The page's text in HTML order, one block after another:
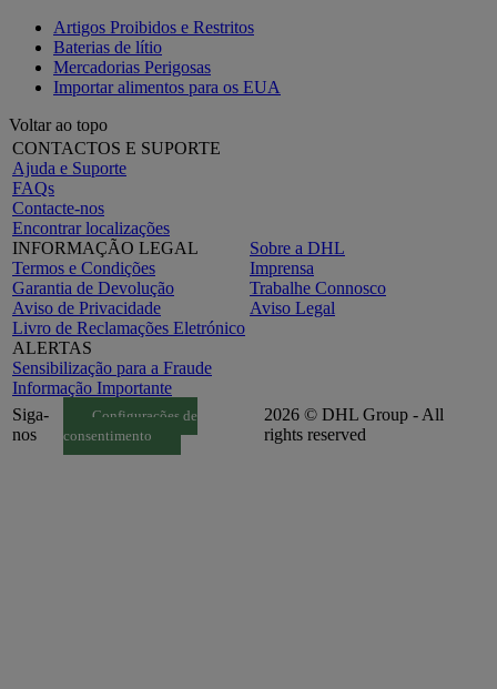
Artigos Proibidos e Restritos
Baterias de lítio
Mercadorias Perigosas
Importar alimentos para os EUA
Voltar ao topo
CONTACTOS E SUPORTE
Ajuda e Suporte
FAQs
Contacte-nos
Encontrar localizações
INFORMAÇÃO LEGAL
Termos e Condições
Garantia de Devolução
Aviso de Privacidade
Livro de Reclamações Eletrónico
ALERTAS
Sensibilização para a Fraude
Informação Importante
Sobre a DHL
Imprensa
Trabalhe Connosco
Aviso Legal
Siga-
nos
Configurações de
consentimento
2026 © DHL Group - All
rights reserved